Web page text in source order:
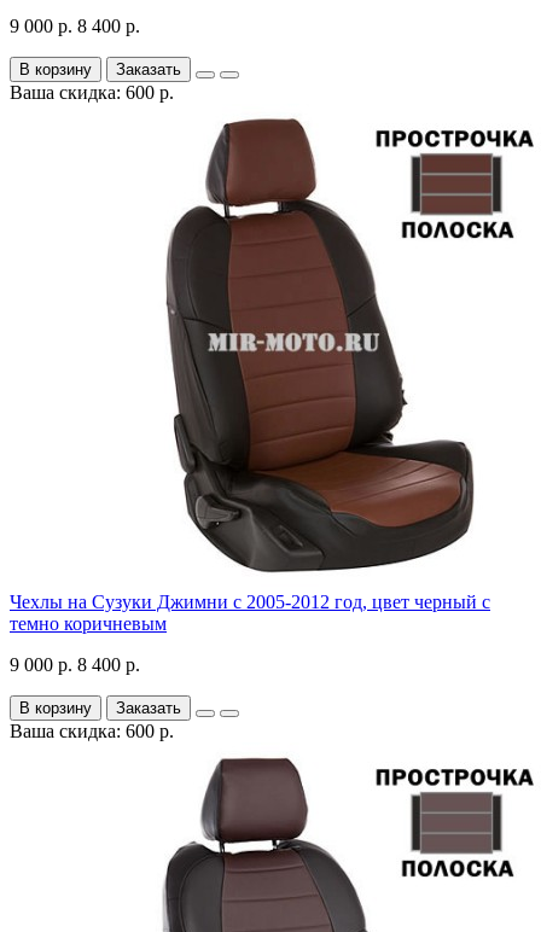
9 000 р. 8 400 р.
В корзину Заказать
Ваша скидка: 600 р.
Чехлы на Сузуки Джимни с 2005-2012 год, цвет черный с
темно коричневым
9 000 р. 8 400 р.
В корзину Заказать
Ваша скидка: 600 р.